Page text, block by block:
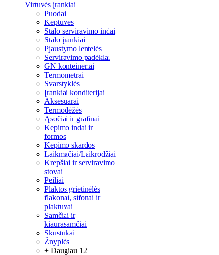
Virtuvės įrankiai
Puodai
Keptuvės
Stalo serviravimo indai
Stalo įrankiai
Pjaustymo lentelės
Serviravimo padėklai
GN konteineriai
Termometrai
Svarstyklės
Įrankiai konditerijai
Aksesuarai
Termodėžės
Ąsočiai ir grafinai
Kepimo indai ir
formos
Kepimo skardos
Laikmačiai/Laikrodžiai
Krepšiai ir serviravimo
stovai
Peiliai
Plaktos grietinėlės
flakonai, sifonai ir
plaktuvai
Samčiai ir
kiaurasamčiai
Skustukai
Žnyplės
+ Daugiau 12